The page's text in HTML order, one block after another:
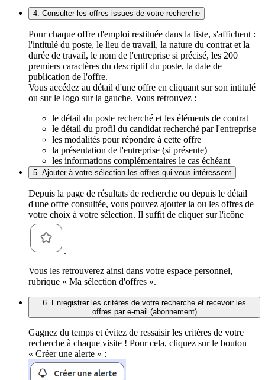
4. Consulter les offres issues de votre recherche
Pour chaque offre d'emploi restituée dans la liste, s'affichent :
l'intitulé du poste, le lieu de travail, la nature du contrat et la
durée de travail, le nom de l'entreprise si précisé, les 200
premiers caractères du descriptif du poste, la date de
publication de l'offre.
Vous accédez au détail d'une offre en cliquant sur son intitulé
ou sur le logo sur la gauche. Vous retrouvez :
le détail du poste recherché et les éléments de contrat
le détail du profil du candidat recherché par l'entreprise
les modalités pour répondre à cette offre
la présentation de l'entreprise (si présente)
les informations complémentaires le cas échéant
5. Ajouter à votre sélection les offres qui vous intéressent
Depuis la page de résultats de recherche ou depuis le détail
d'une offre consultée, vous pouvez ajouter la ou les offres de
votre choix à votre sélection. Il suffit de cliquer sur l'icône
.
Vous les retrouverez ainsi dans votre espace personnel,
rubrique « Ma sélection d'offres ».
6. Enregistrer les critères de votre recherche et recevoir les
offres par e-mail (abonnement)
Gagnez du temps et évitez de ressaisir les critères de votre
recherche à chaque visite ! Pour cela, cliquez sur le bouton
« Créer une alerte » :